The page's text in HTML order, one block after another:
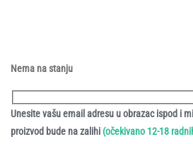
Nema na stanju
Unesite vašu email adresu u obrazac ispod i
proizvod bude na zalihi (očekivano 12-18